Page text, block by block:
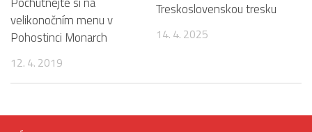
velikonočním menu v
Pohostinci Monarch
12. 4. 2019
Treskoslovenskou tresku
14. 4. 2025